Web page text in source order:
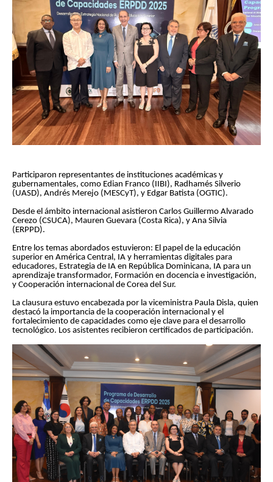
Participaron representantes de instituciones académicas y
gubernamentales, como Edian Franco (IIBI), Radhamés Silverio
(UASD), Andrés Merejo (MESCyT), y Edgar Batista (OGTIC).
Desde el ámbito internacional asistieron Carlos Guillermo Alvarado
Cerezo (CSUCA), Mauren Guevara (Costa Rica), y Ana Silvia
(ERPPD).
Entre los temas abordados estuvieron: El papel de la educación
superior en América Central, IA y herramientas digitales para
educadores, Estrategia de IA en República Dominicana, IA para un
aprendizaje transformador, Formación en docencia e investigación,
y Cooperación internacional de Corea del Sur.
La clausura estuvo encabezada por la viceministra Paula Disla, quien
destacó la importancia de la cooperación internacional y el
fortalecimiento de capacidades como eje clave para el desarrollo
tecnológico. Los asistentes recibieron certificados de participación.